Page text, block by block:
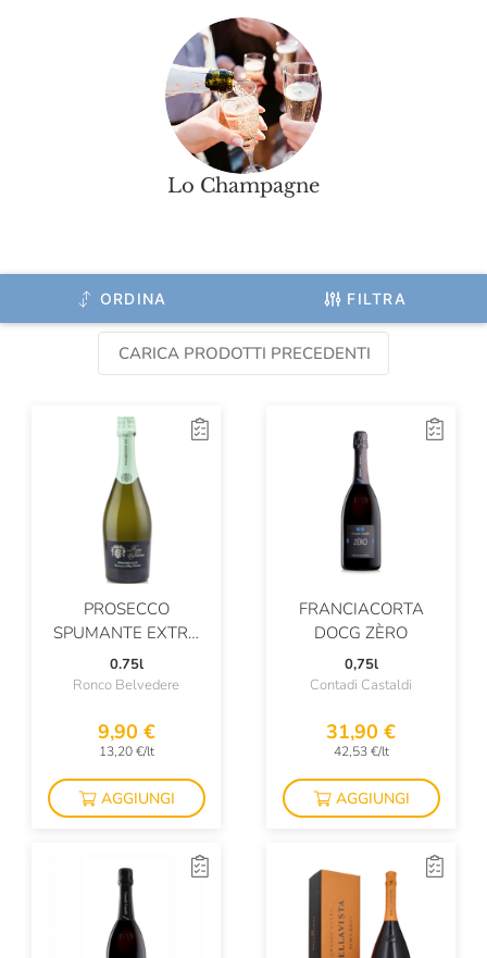
Lo Champagne
ORDINA FILTRA
CARICA PRODOTTI PRECEDENTI
PROSECCO
SPUMANTE EXTRA
DRY DOC
0.75l
Ronco Belvedere
9,90 €
13,20 €/lt
AGGIUNGI
FRANCIACORTA
DOCG ZÈRO
0,75l
Contadi Castaldi
31,90 €
42,53 €/lt
AGGIUNGI